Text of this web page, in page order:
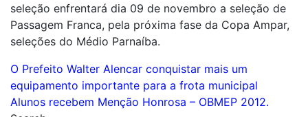
seleção enfrentará dia 09 de novembro a seleção de
Passagem Franca, pela próxima fase da Copa Ampar,
seleções do Médio Parnaíba.
Navegação
de
O Prefeito Walter Alencar conquistar mais um
equipamento importante para a frota municipal
Alunos recebem Menção Honrosa – OBMEP 2012.